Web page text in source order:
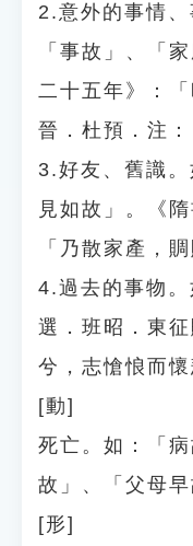
2.意外的事情、
「事故」、「
二十五年》：
晉．杜預．注：
3.好友、舊識
見如故」。《
「乃散家產，
4.過去的事物
選．班昭．東
兮，志愴悢而懷
[動]
死亡。如：「
故」、「父母早
[形]